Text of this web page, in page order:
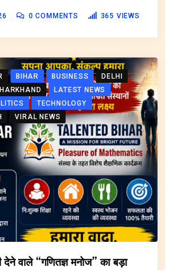
0 COMMENTS 365 VIEWS
BIHAR BUSINESS
DELHI
LATEST NEWS
TECHNOLOGY
VIRAL NEWS
देने वाले “गणितज्ञ मनोज” का बड़ा